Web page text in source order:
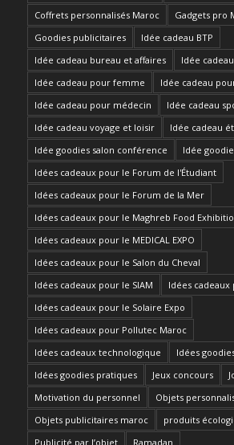
Coffrets personnalisés Maroc
Gadgets pro
Goodies publicitaires
Idée cadeau BTP
Idée cadeau bureau et affaires
Idée
Idée cadeau pour femme
Idée cadeau
Idée cadeau pour médecin
Idée cadeau
Idée cadeau voyage et loisir
Idée cadeau
Idée goodies salon conférence
Idée
Idées cadeaux pour le Forum de l'Étudiant
Idées cadeaux pour le Forum de la Mer
Idées cadeaux pour le Maghreb Food
Idées cadeaux pour le MEDICAL EXPO
Idées cadeaux pour le Salon du Cheval
Idées cadeaux pour le SIAM
Idées cadeaux
Idées cadeaux pour le Solaire Expo
Idées cadeaux pour Pollutec Maroc
Idées cadeaux technologique
Idées
Idées goodies pratiques
Jeux concours
Motivation du personnel
Objets
Objets publicitaires maroc
produits
Publicité par l’objet
Ramadan